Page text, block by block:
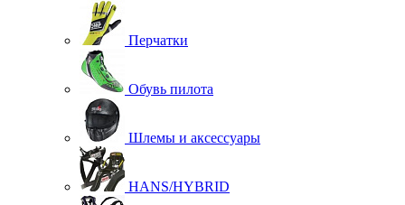
Перчатки
Обувь пилота
Шлемы и аксессуары
HANS/HYBRID